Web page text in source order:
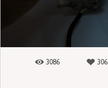
3086 306